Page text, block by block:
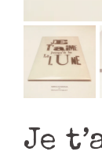
Je